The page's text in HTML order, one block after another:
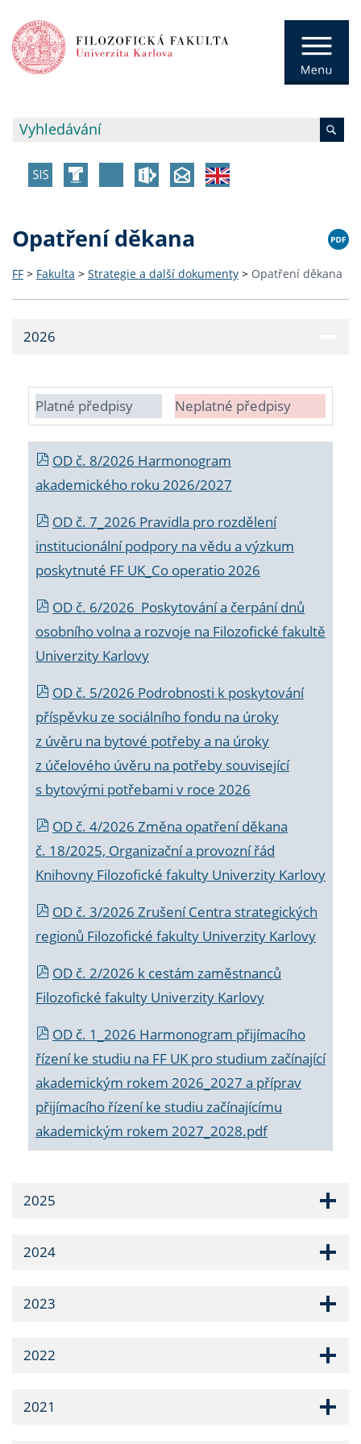
Opatření děkana
FF > Fakulta > Strategie a další dokumenty > Opatření děkana
2026
Platné předpisy Neplatné předpisy
OD č. 8/2026 Harmonogram
akademického roku 2026/2027
OD č. 7_2026 Pravidla pro rozdělení
institucionální podpory na vědu a výzkum
poskytnuté FF UK_Co operatio 2026
OD č. 6/2026 Poskytování a čerpání dnů
osobního volna a rozvoje na Filozofické fakultě
Univerzity Karlovy
OD č. 5/2026 Podrobnosti k poskytování
příspěvku ze sociálního fondu na úroky
z úvěru na bytové potřeby a na úroky
z účelového úvěru na potřeby související
s bytovými potřebami v roce 2026
OD č. 4/2026 Změna opatření děkana
č. 18/2025, Organizační a provozní řád
Knihovny Filozofické fakulty Univerzity Karlovy
OD č. 3/2026 Zrušení Centra strategických
regionů Filozofické fakulty Univerzity Karlovy
OD č. 2/2026 k cestám zaměstnanců
Filozofické fakulty Univerzity Karlovy
OD č. 1_2026 Harmonogram přijímacího
řízení ke studiu na FF UK pro studium začínající
akademickým rokem 2026_2027 a příprav
přijímacího řízení ke studiu začínajícímu
akademickým rokem 2027_2028.pdf
2025
2024
2023
2022
2021